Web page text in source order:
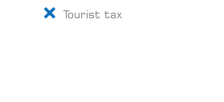
Tourist tax